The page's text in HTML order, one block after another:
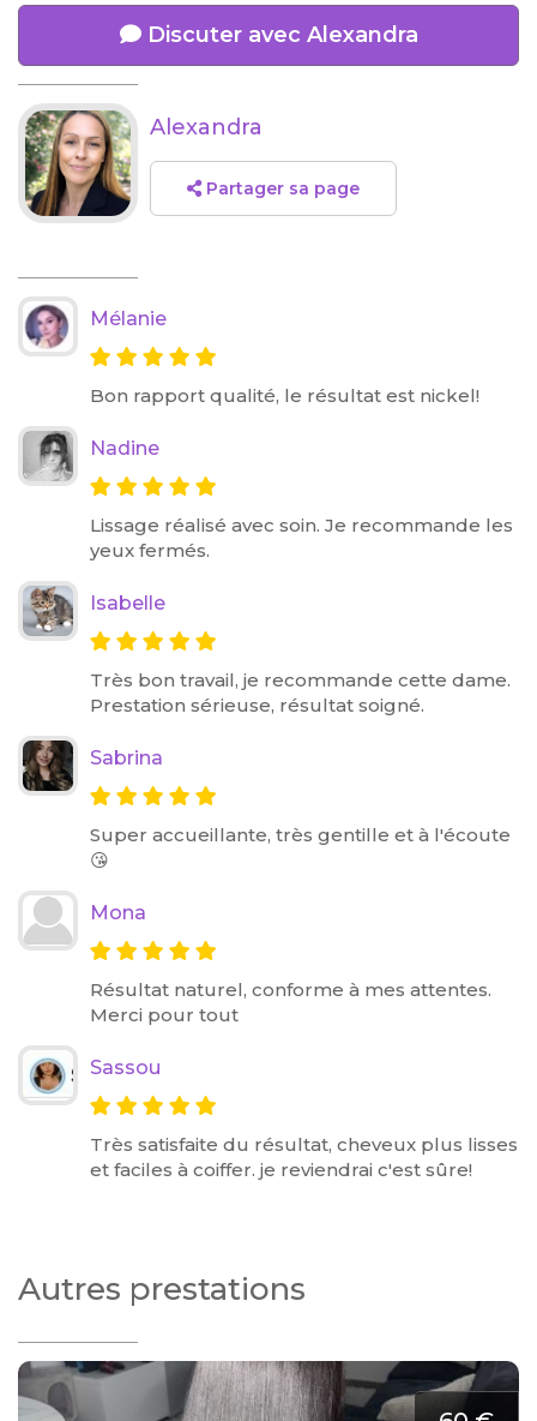
Discuter avec Alexandra
Alexandra
Partager sa page
Mélanie
Bon rapport qualité, le résultat est nickel!
Nadine
Lissage réalisé avec soin. Je recommande les
yeux fermés.
Isabelle
Très bon travail, je recommande cette dame.
Prestation sérieuse, résultat soigné.
Sabrina
Super accueillante, très gentille et à l'écoute
😘
Mona
Résultat naturel, conforme à mes attentes.
Merci pour tout
Sassou
Très satisfaite du résultat, cheveux plus lisses
et faciles à coiffer. je reviendrai c'est sûre!
Autres prestations